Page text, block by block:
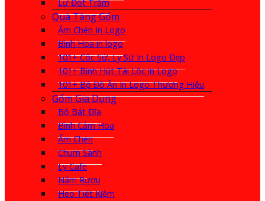
Lư Đốt Trầm
Quà Tặng Gốm
Ấm Chén In Logo
Bình Hoa in logo
101+ Cốc Sứ, Ly Sứ In Logo Đẹp
101+ Bình Hút Tài Lộc in Logo
101+ Bộ Đồ Ăn In Logo Thương Hiệu
Gốm Gia Dụng
Bộ Bát Đĩa
Bình Cắm Hoa
Ấm Chén
Chum Sành
Ly Cafe
Nậm Rượu
Heo Tiết Kiệm